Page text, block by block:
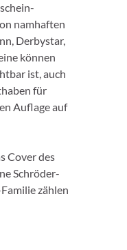
namhaften
Derbystar,
können
ist, auch
für
Auflage auf
Cover des
Schröder-
zählen